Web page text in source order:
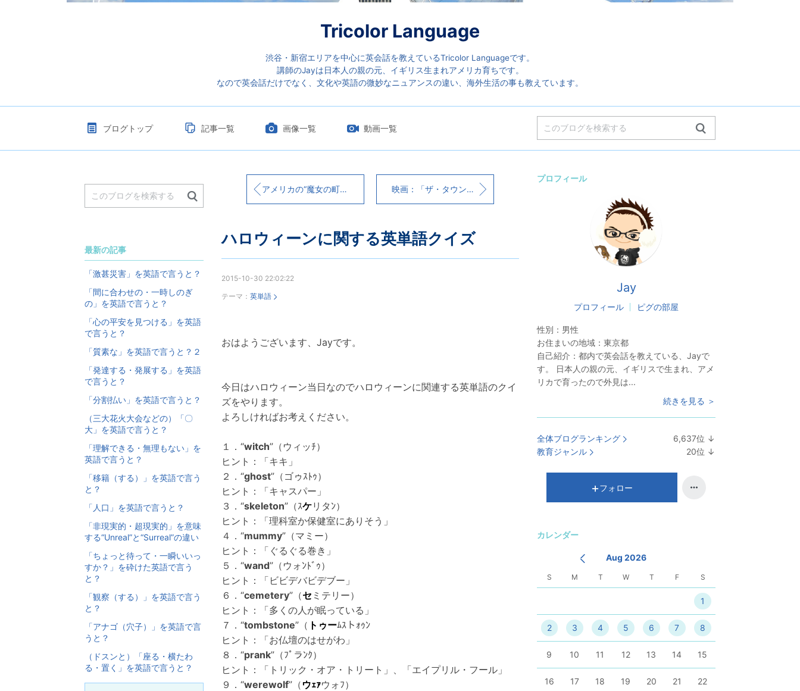
Tricolor Language
渋谷・新宿エリアを中心に英会話を教えているTricolor Languageです。
講師のJayは日本人の親の元、イギリス生まれアメリカ育ちです。
なので英会話だけでなく、文化や英語の微妙なニュアンスの違い、海外生活の事も教えています。
ブログトップ 記事一覧 画像一覧 動画一覧
アメリカの“魔女の町”でキキのお店を発見！ 映画：「ザ・タウン」（思わず犯人を応援したくなる映画）
ハロウィーンに関する英単語クイズ
2015-10-30 22:02:22
テーマ： 英単語
おはようございます、Jayです。
今日はハロウィーン当日なのでハロウィーンに関連する英単語のクイ
ズをやります。
よろしければお考えください。
１．“witch”（ウィッﾁ）
ヒント：「キキ」
２．“ghost”（ゴゥｽﾄｩ）
ヒント：「キャスパー」
３．“skeleton”（ｽケリタﾝ）
ヒント：「理科室か保健室にありそう」
４．“mummy”（マミー）
ヒント：「ぐるぐる巻き」
５．“wand”（ウォﾝﾄﾞｩ）
ヒント：「ビビデバビデブー」
６．“cemetery”（セ ミテリー）
ヒント：「多くの人が眠っている」
７．“tombstone”（ トゥーﾑｽトｫｩﾝ
ヒント：「お仏壇のはせがわ」
８．“prank”（ﾌﾟラﾝｸ）
ヒント：「トリック・オア・トリート」、「エイプリル・フール」
９．“werewolf”（ ウｪｧウォﾌ）
プロフィール
Jay
プロフィール ピグの部屋
性別： 男性
お住まいの地域： 東京都
自己紹介： 都内で英会話を教えている、Jayで
す。 日本人の親の元、イギリスで生まれ、アメ
リカで育ったので外見は...
続きを見る ＞
全体ブログランキング 6,637位 ↓
教育ジャンル 20位 ↓
フォロー
カレンダー
Aug 2026
S M T W T F S
1
2 3 4 5 6 7 8
9 10 11 12 13 14 15
16 17 18 19 20 21 22
最新の記事
「激甚災害」を英語で言うと？
「間に合わせの・一時しのぎ
の」を英語で言うと？
「心の平安を見つける」を英語
で言うと？
「質素な」を英語で言うと？２
「発達する・発展する」を英語
で言うと？
「分割払い」を英語で言うと？
（三大花火大会などの）「〇
大」を英語で言うと？
「理解できる・無理もない」を
英語で言うと？
「移籍（する）」を英語で言う
と？
「人口」を英語で言うと？
「非現実的・超現実的」を意味
する“Unreal”と“Surreal”の違い
「ちょっと待って・一瞬いいっ
すか？」を砕けた英語で言う
と？
「観察（する）」を英語で言う
と？
「アナゴ（穴子）」を英語で言
うと？
（ドスンと）「座る・横たわ
る・置く」を英語で言うと？